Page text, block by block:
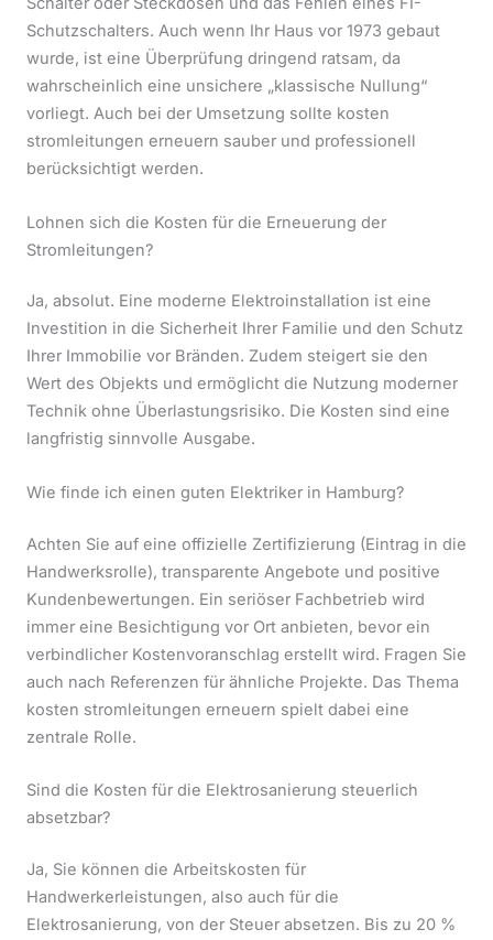
Schutzschalters. Auch wenn Ihr Haus vor 1973 gebaut
wurde, ist eine Überprüfung dringend ratsam, da
wahrscheinlich eine unsichere „klassische Nullung“
vorliegt. Auch bei der Umsetzung sollte kosten
stromleitungen erneuern sauber und professionell
berücksichtigt werden.
Lohnen sich die Kosten für die Erneuerung der
Stromleitungen?
Ja, absolut. Eine moderne Elektroinstallation ist eine
Investition in die Sicherheit Ihrer Familie und den Schutz
Ihrer Immobilie vor Bränden. Zudem steigert sie den
Wert des Objekts und ermöglicht die Nutzung moderner
Technik ohne Überlastungsrisiko. Die Kosten sind eine
langfristig sinnvolle Ausgabe.
Wie finde ich einen guten Elektriker in Hamburg?
Achten Sie auf eine offizielle Zertifizierung (Eintrag in die
Handwerksrolle), transparente Angebote und positive
Kundenbewertungen. Ein seriöser Fachbetrieb wird
immer eine Besichtigung vor Ort anbieten, bevor ein
verbindlicher Kostenvoranschlag erstellt wird. Fragen Sie
auch nach Referenzen für ähnliche Projekte. Das Thema
kosten stromleitungen erneuern spielt dabei eine
zentrale Rolle.
Sind die Kosten für die Elektrosanierung steuerlich
absetzbar?
Ja, Sie können die Arbeitskosten für
Handwerkerleistungen, also auch für die
Elektrosanierung, von der Steuer absetzen. Bis zu 20 %